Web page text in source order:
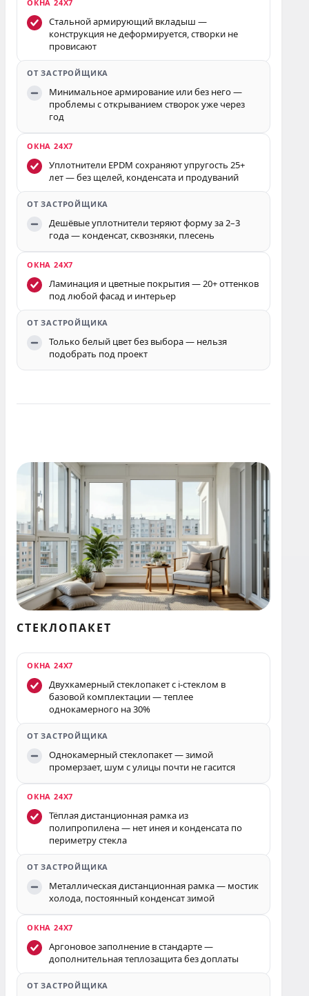
Стальной армирующий вкладыш —
конструкция не деформируется, створки не
провисают
Минимальное армирование или без него —
проблемы с открыванием створок уже через
год
Уплотнители EPDM сохраняют упругость 25+
лет — без щелей, конденсата и продуваний
Дешёвые уплотнители теряют форму за 2–3
года — конденсат, сквозняки, плесень
Ламинация и цветные покрытия — 20+ оттенков
под любой фасад и интерьер
Только белый цвет без выбора — нельзя
подобрать под проект
СТЕКЛОПАКЕТ
Двухкамерный стеклопакет с i-стеклом в
базовой комплектации — теплее
однокамерного на 30%
Однокамерный стеклопакет — зимой
промерзает, шум с улицы почти не гасится
Тёплая дистанционная рамка из
полипропилена — нет инея и конденсата по
периметру стекла
Металлическая дистанционная рамка — мостик
холода, постоянный конденсат зимой
Аргоновое заполнение в стандарте —
дополнительная теплозащита без доплаты